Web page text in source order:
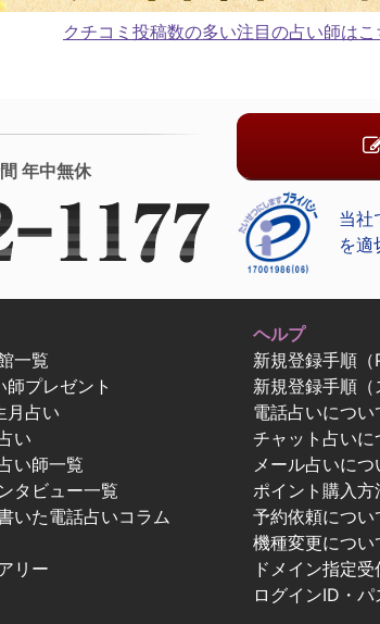
クチコミ投稿数の多い注目の占い師はこ
年中無休
当社
を適
一覧
師プレゼント
月占い
い
い師一覧
タビュー一覧
いた電話占いコラム
リー
ヘルプ
新規登録手順（
新規登録手順（
電話占いについ
チャット占いに
メール占いにつ
ポイント購入方
予約依頼につい
機種変更につい
ドメイン指定
ログインID・